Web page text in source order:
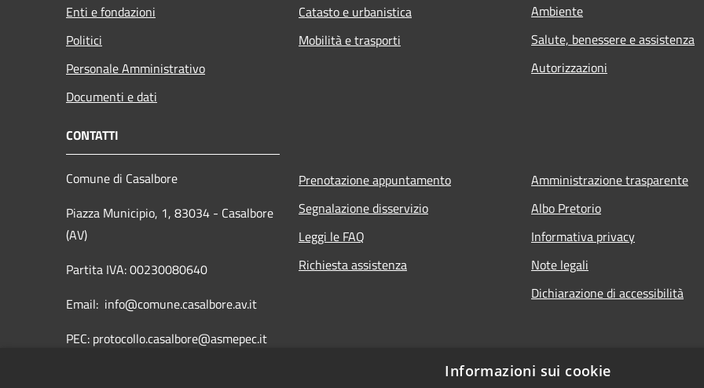
Enti e fondazioni
Politici
Personale Amministrativo
Documenti e dati
Catasto e urbanistica
Mobilità e trasporti
Ambiente
Salute, benessere e assistenza
Autorizzazioni
CONTATTI
Comune di Casalbore
Piazza Municipio, 1, 83034 - Casalbore
(AV)
Partita IVA: 00230080640
Email: info@comune.casalbore.av.it
PEC: protocollo.casalbore@asmepec.it
Prenotazione appuntamento
Segnalazione disservizio
Leggi le FAQ
Richiesta assistenza
Amministrazione trasparente
Albo Pretorio
Informativa privacy
Note legali
Dichiarazione di accessibilità
Informazioni sui cookie